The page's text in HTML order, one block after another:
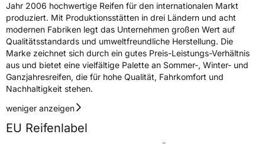
Rollgeräusch (Klasse)B
Rollgeräusch (dB) 75
FahrzeugklasseC1
3PMSF / Schneeflockensymbol / Alpine-Symbol
Eisgrip Nein
EPREL ID593253
Jahr 2006 hochwertige Reifen für den internationalen Markt
produziert. Mit Produktionsstätten in drei Ländern und acht
modernen Fabriken legt das Unternehmen großen Wert auf
Qualitätsstandards und umweltfreundliche Herstellung. Die
Marke zeichnet sich durch ein gutes Preis-Leistungs-Verhältnis
aus und bietet eine vielfältige Palette an Sommer-, Winter- und
Ganzjahresreifen, die für hohe Qualität, Fahrkomfort und
Nachhaltigkeit stehen.
weniger anzeigen
EU Reifenlabel